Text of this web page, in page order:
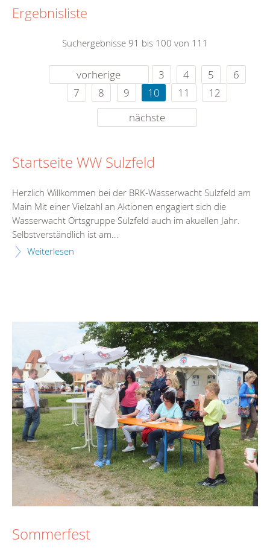
Ergebnisliste
Suchergebnisse 91 bis 100 von 111
vorherige 3 4 5
6
7
8 9 10 11
12
nächste
Startseite WW Sulzfeld
Herzlich Willkommen bei der BRK-Wasserwacht Sulzfeld am
Main Mit einer Vielzahl an Aktionen engagiert sich die
Wasserwacht Ortsgruppe Sulzfeld auch im akuellen Jahr.
Selbstverständlich ist am...
Weiterlesen
Sommerfest